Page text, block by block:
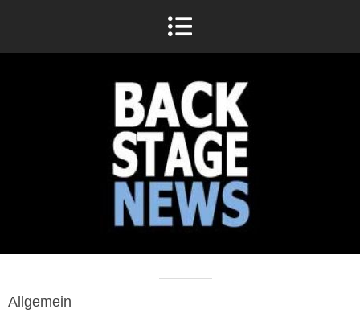
Allgemein